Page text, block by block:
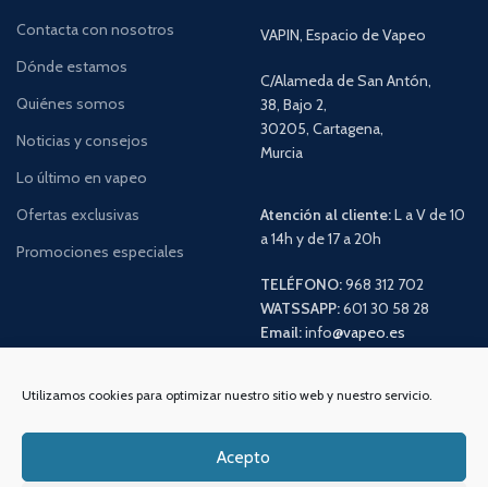
Utilizamos cookies para optimizar nuestro sitio web y nuestro servicio.
Acepto
Contacta con nosotros
Dónde estamos
Quiénes somos
Noticias y consejos
Lo último en vapeo
Ofertas exclusivas
Promociones especiales
VAPIN, Espacio de Vapeo
C/Alameda de San Antón,
38, Bajo 2,
30205, Cartagena,
Murcia
Atención al cliente:L a V de 10
a 14h y de 17 a 20h
TELÉFONO:968 312 702
WATSSAPP:601 30 58 28
Email:info@vapeo.es